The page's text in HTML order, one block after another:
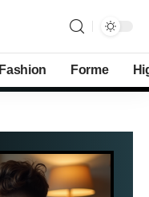
Fashion Forme